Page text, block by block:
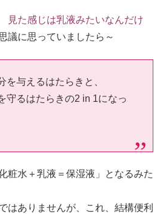
た感じは乳液みたいなんだけ
議に思っていましたら～
を与えるはたらきと、
守るはたらきの2 in 1になっ
粧水＋乳液＝保湿液」となるみた
はありませんが、これ、結構便利